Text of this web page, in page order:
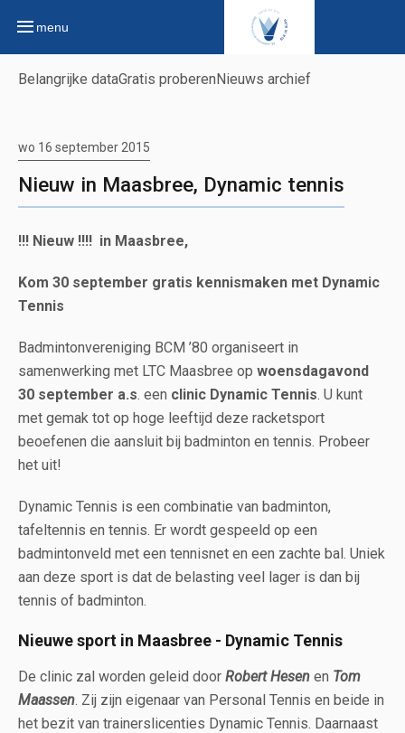
menu
Belangrijke dataGratis proberen Nieuws archief
wo 16 september 2015
Nieuw in Maasbree, Dynamic tennis
!!! Nieuw !!!! in Maasbree,
Kom 30 september gratis kennismaken met Dynamic
Tennis
Badmintonvereniging BCM ’80 organiseert in
samenwerking met LTC Maasbree op woensdagavond
30 september a.s. een clinic Dynamic Tennis. U kunt
met gemak tot op hoge leeftijd deze racketsport
beoefenen die aansluit bij badminton en tennis. Probeer
het uit!
Dynamic Tennis is een combinatie van badminton,
tafeltennis en tennis. Er wordt gespeeld op een
badmintonveld met een tennisnet en een zachte bal. Uniek
aan deze sport is dat de belasting veel lager is dan bij
tennis of badminton.
Nieuwe sport in Maasbree - Dynamic Tennis
De clinic zal worden geleid door Robert Hesen en Tom
Maassen. Zij zijn eigenaar van Personal Tennis en beide in
het bezit van trainerslicenties Dynamic Tennis. Daarnaast